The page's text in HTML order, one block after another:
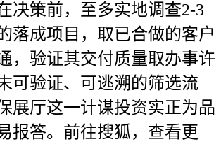
策前，至多实地调查2-3
落成项目，取已合做的客户
，验证其交付质量取办事许
可验证、可逃溯的筛选流
展厅这一计谋投资实正为品
报答。前往搜狐，查看更